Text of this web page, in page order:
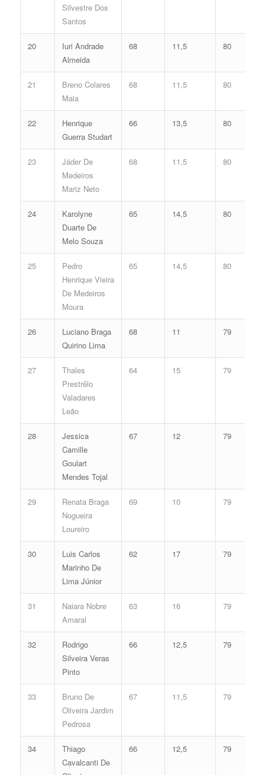
Silvestre Dos
Santos
20
Iuri Andrade
Almeida
68 11,5 80
21
Breno Colares
Maia
68 11,5 80
22
Henrique
Guerra Studart
66 13,5 80
23
Jáder De
Medeiros
Mariz Neto
68 11,5 80
24
Karolyne
Duarte De
Melo Souza
65 14,5 80
25
Pedro
Henrique Vieira
De Medeiros
Moura
65 14,5 80
26
Luciano Braga
Quirino Lima
68 11 79
27
Thales
Prestrêlo
Valadares
Leão
64 15 79
28
Jessica
Camille
Goulart
Mendes Tojal
67 12 79
29
Renata Braga
Nogueira
Loureiro
69 10 79
30
Luis Carlos
Marinho De
Lima Júnior
62 17 79
31
Naiara Nobre
Amaral
63 16 79
32
Rodrigo
Silveira Veras
Pinto
66 12,5 79
33
Bruno De
Oliveira Jardim
Pedrosa
67 11,5 79
34
Thiago
Cavalcanti De
66 12,5 79